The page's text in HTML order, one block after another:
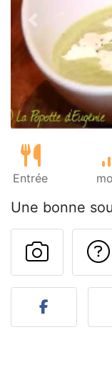
Précédent
Entrée
Une bonne